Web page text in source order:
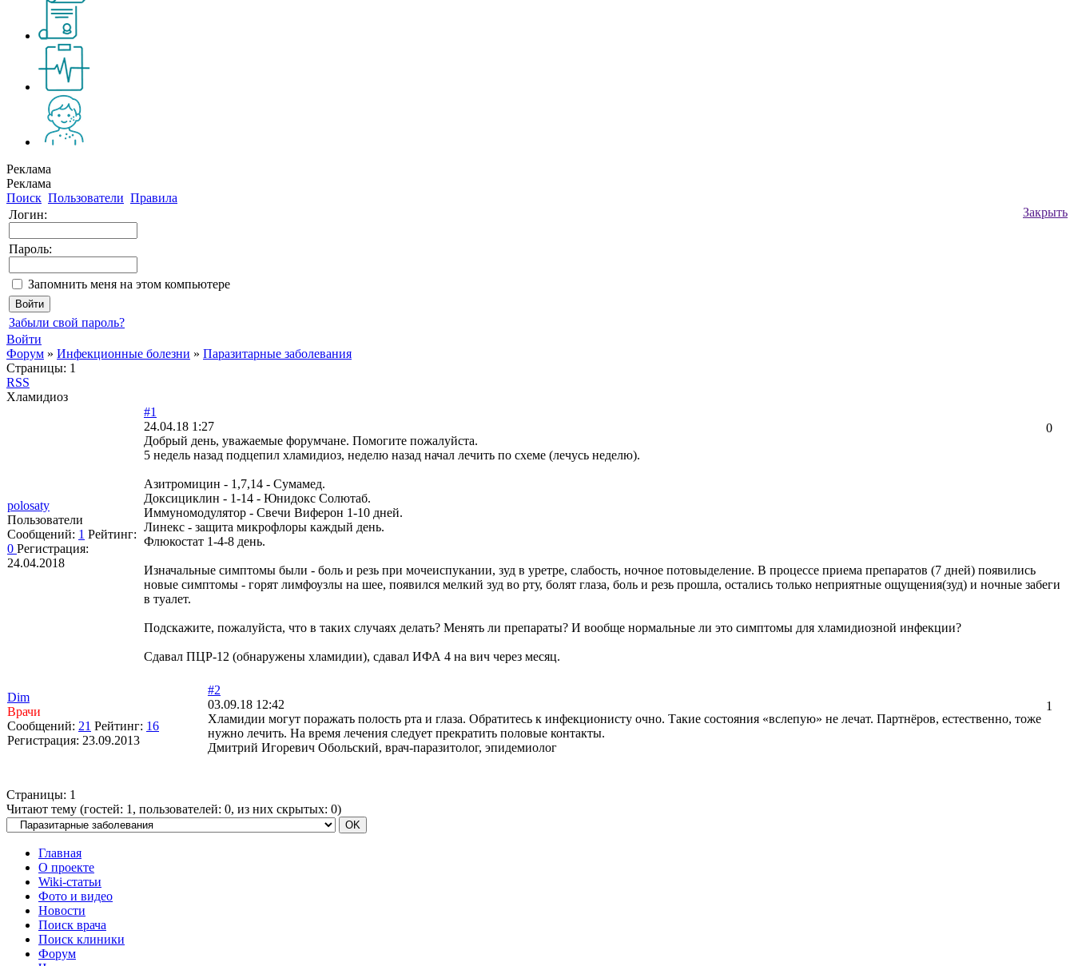
Реклама
Реклама
Поиск Пользователи Правила
Закрыть
Логин:
Пароль:
Запомнить меня на этом компьютере
Забыли свой пароль?
Войти
Форум » Инфекционные болезни » Паразитарные заболевания
Страницы: 1
RSS
Хламидиоз
polosaty
Пользователи
Сообщений: 1 Рейтинг:
0 Регистрация:
24.04.2018
#1
0
24.04.18 1:27
Добрый день, уважаемые форумчане. Помогите пожалуйста.
5 недель назад подцепил хламидиоз, неделю назад начал лечить по схеме (лечусь неделю).
Азитромицин - 1,7,14 - Сумамед.
Доксициклин - 1-14 - Юнидокс Солютаб.
Иммуномодулятор - Свечи Виферон 1-10 дней.
Линекс - защита микрофлоры каждый день.
Флюкостат 1-4-8 день.
Изначальные симптомы были - боль и резь при мочеиспукании, зуд в уретре, слабость, ночное потовыделение. В процессе приема препаратов (7 дней) появились
новые симптомы - горят лимфоузлы на шее, появился мелкий зуд во рту, болят глаза, боль и резь прошла, остались только неприятные ощущения(зуд) и ночные забеги
в туалет.
Подскажите, пожалуйста, что в таких случаях делать? Менять ли препараты? И вообще нормальные ли это симптомы для хламидиозной инфекции?
Сдавал ПЦР-12 (обнаружены хламидии), сдавал ИФА 4 на вич через месяц.
Dim
Врачи
Сообщений: 21 Рейтинг: 16
Регистрация: 23.09.2013
#2
1
03.09.18 12:42
Хламидии могут поражать полость рта и глаза. Обратитесь к инфекционисту очно. Такие состояния «вслепую» не лечат. Партнёров, естественно, тоже
нужно лечить. На время лечения следует прекратить половые контакты.
Дмитрий Игоревич Обольский, врач-паразитолог, эпидемиолог
Страницы: 1
Читают тему (гостей: 1 , пользователей: 0, из них скрытых: 0)
Главная
О проекте
Wiki-статьи
Фото и видео
Новости
Поиск врача
Поиск клиники
Форум